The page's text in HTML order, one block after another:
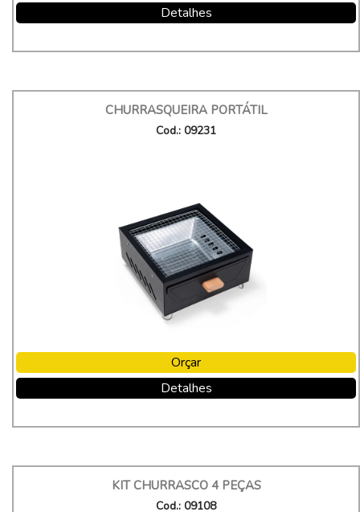
Detalhes
CHURRASQUEIRA PORTÁTIL
Cod.: 09231
Orçar
Detalhes
KIT CHURRASCO 4 PEÇAS
Cod.: 09108